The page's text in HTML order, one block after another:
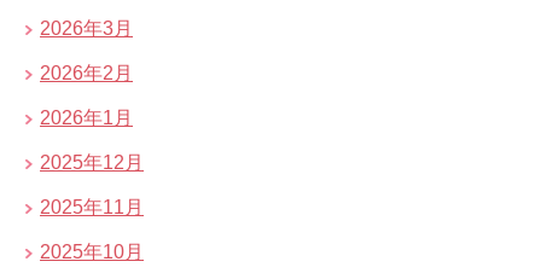
2026年3月
2026年2月
2026年1月
2025年12月
2025年11月
2025年10月